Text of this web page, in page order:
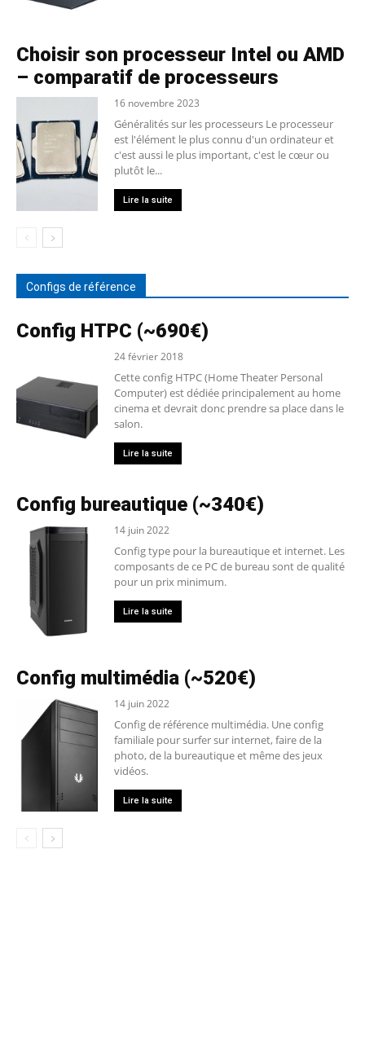
Choisir son processeur Intel ou AMD
– comparatif de processeurs
16 novembre 2023
Généralités sur les processeurs Le processeur
est l'élément le plus connu d'un ordinateur et
c'est aussi le plus important, c'est le cœur ou
plutôt le...
Lire la suite
Configs de référence
Config HTPC (~690€)
24 février 2018
Cette config HTPC (Home Theater Personal
Computer) est dédiée principalement au home
cinema et devrait donc prendre sa place dans le
salon.
Lire la suite
Config bureautique (~340€)
14 juin 2022
Config type pour la bureautique et internet. Les
composants de ce PC de bureau sont de qualité
pour un prix minimum.
Lire la suite
Config multimédia (~520€)
14 juin 2022
Config de référence multimédia. Une config
familiale pour surfer sur internet, faire de la
photo, de la bureautique et même des jeux
vidéos.
Lire la suite